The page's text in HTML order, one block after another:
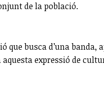
de la població.
que busca d’una
expressió de